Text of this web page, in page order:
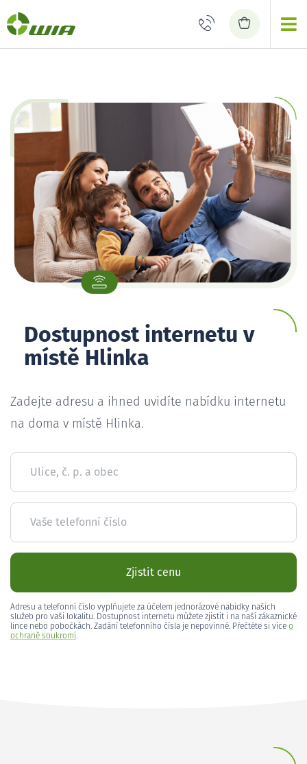
Dostupnost internetu v
místě Hlinka
Zadejte adresu a ihned uvidíte nabídku internetu
na doma v místě Hlinka.
Ulice, č. p. a obec
Vaše telefonní číslo
Zjistit cenu
Adresu a telefonní číslo vyplňujete za účelem jednorázové nabídky našich
služeb pro vaši lokalitu. Dostupnost internetu můžete zjistit i na naší zákaznické
lince nebo pobočkách. Zadání telefonního čísla je nepovinné. Přečtěte si více o
ochraně soukromí.